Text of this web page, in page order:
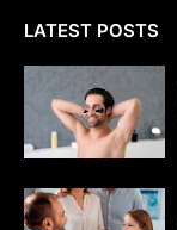
LATEST POSTS